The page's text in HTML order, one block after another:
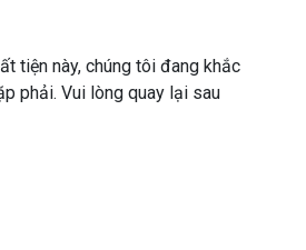
tiện này, chúng tôi đang khắc
phải. Vui lòng quay lại sau